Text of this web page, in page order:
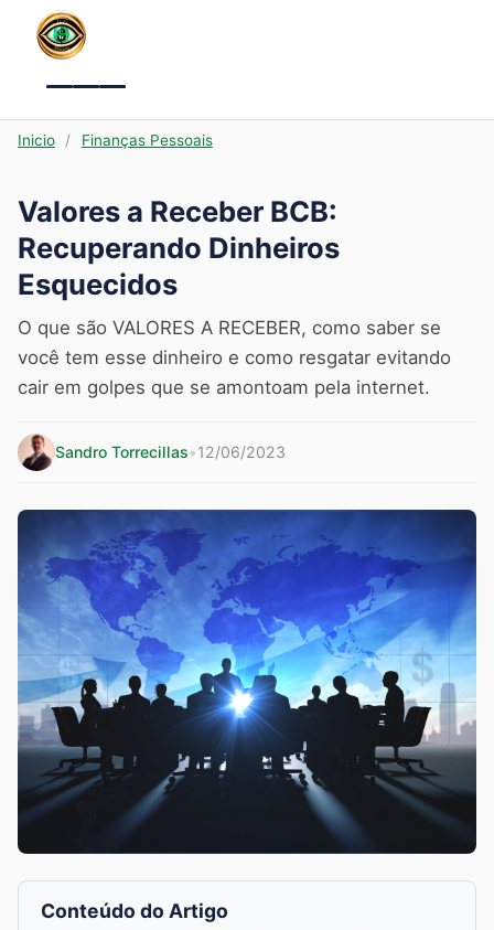
Menu
Inicio / Finanças Pessoais
Valores a Receber BCB:
Recuperando Dinheiros
Esquecidos
O que são VALORES A RECEBER, como saber se
você tem esse dinheiro e como resgatar evitando
cair em golpes que se amontoam pela internet.
Sandro Torrecillas•12/06/2023
Conteúdo do Artigo